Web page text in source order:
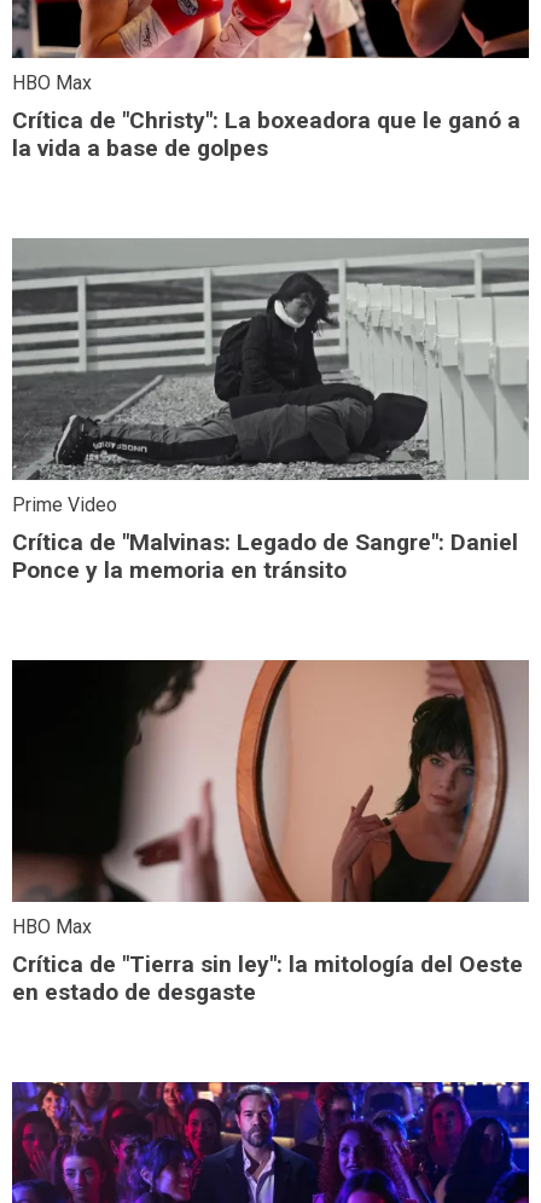
HBO Max
Crítica de "Christy": La boxeadora que le ganó a
la vida a base de golpes
Prime Video
Crítica de "Malvinas: Legado de Sangre": Daniel
Ponce y la memoria en tránsito
HBO Max
Crítica de "Tierra sin ley": la mitología del Oeste
en estado de desgaste